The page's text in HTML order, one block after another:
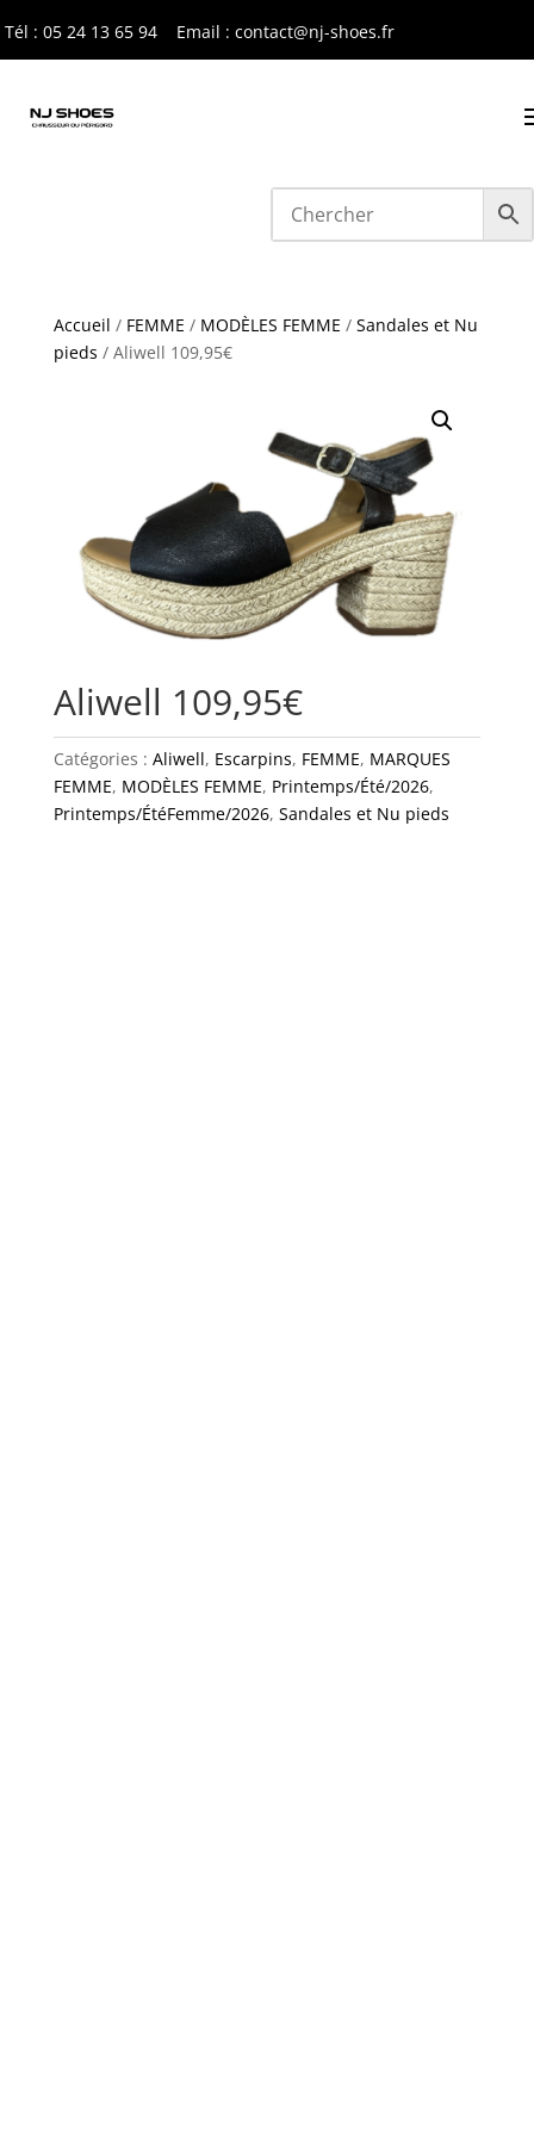
Tél : 05 24 13 65 94 Email : contact@nj-shoes.fr
Accueil / FEMME / MODÈLES FEMME / Sandales et Nu
pieds / Aliwell 109,95€
Aliwell 109,95€
Catégories : Aliwell, Escarpins, FEMME, MARQUES
FEMME, MODÈLES FEMME, Printemps/Été/2026,
Printemps/ÉtéFemme/2026, Sandales et Nu pieds